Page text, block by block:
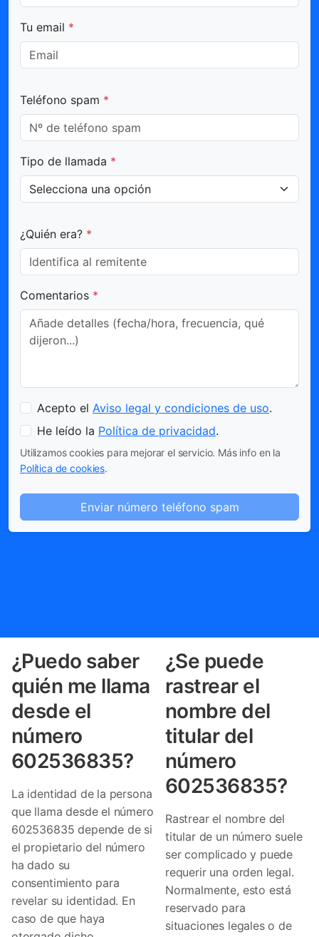
Tu email *
Teléfono spam *
Tipo de llamada *
¿Quién era? *
Comentarios *
Acepto el Aviso legal y condiciones de uso.
He leído la Política de privacidad.
Utilizamos cookies para mejorar el servicio. Más info en la
Política de cookies.
Enviar número teléfono spam
¿Puedo saber
quién me llama
desde el
número
602536835?
La identidad de la persona
que llama desde el número
602536835 depende de si
el propietario del número
ha dado su
consentimiento para
revelar su identidad. En
caso de que haya
¿Se puede
rastrear el
nombre del
titular del
número
602536835?
Rastrear el nombre del
titular de un número suele
ser complicado y puede
requerir una orden legal.
Normalmente, esto está
reservado para
situaciones legales o de